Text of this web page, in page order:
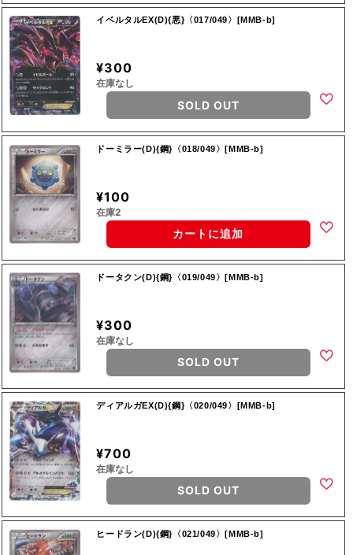
イベルタルEX(D){悪}〈017/049〉[MMB-b]
¥300
在庫なし
SOLD OUT
ドーミラー(D){鋼}〈018/049〉[MMB-b]
¥100
在庫2
カートに追加
ドータクン(D){鋼}〈019/049〉[MMB-b]
¥300
在庫なし
SOLD OUT
ディアルガEX(D){鋼}〈020/049〉[MMB-b]
¥700
在庫なし
SOLD OUT
ヒードラン(D){鋼}〈021/049〉[MMB-b]